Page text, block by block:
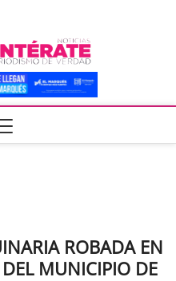
ROBADA EN
MUNICIPIO DE